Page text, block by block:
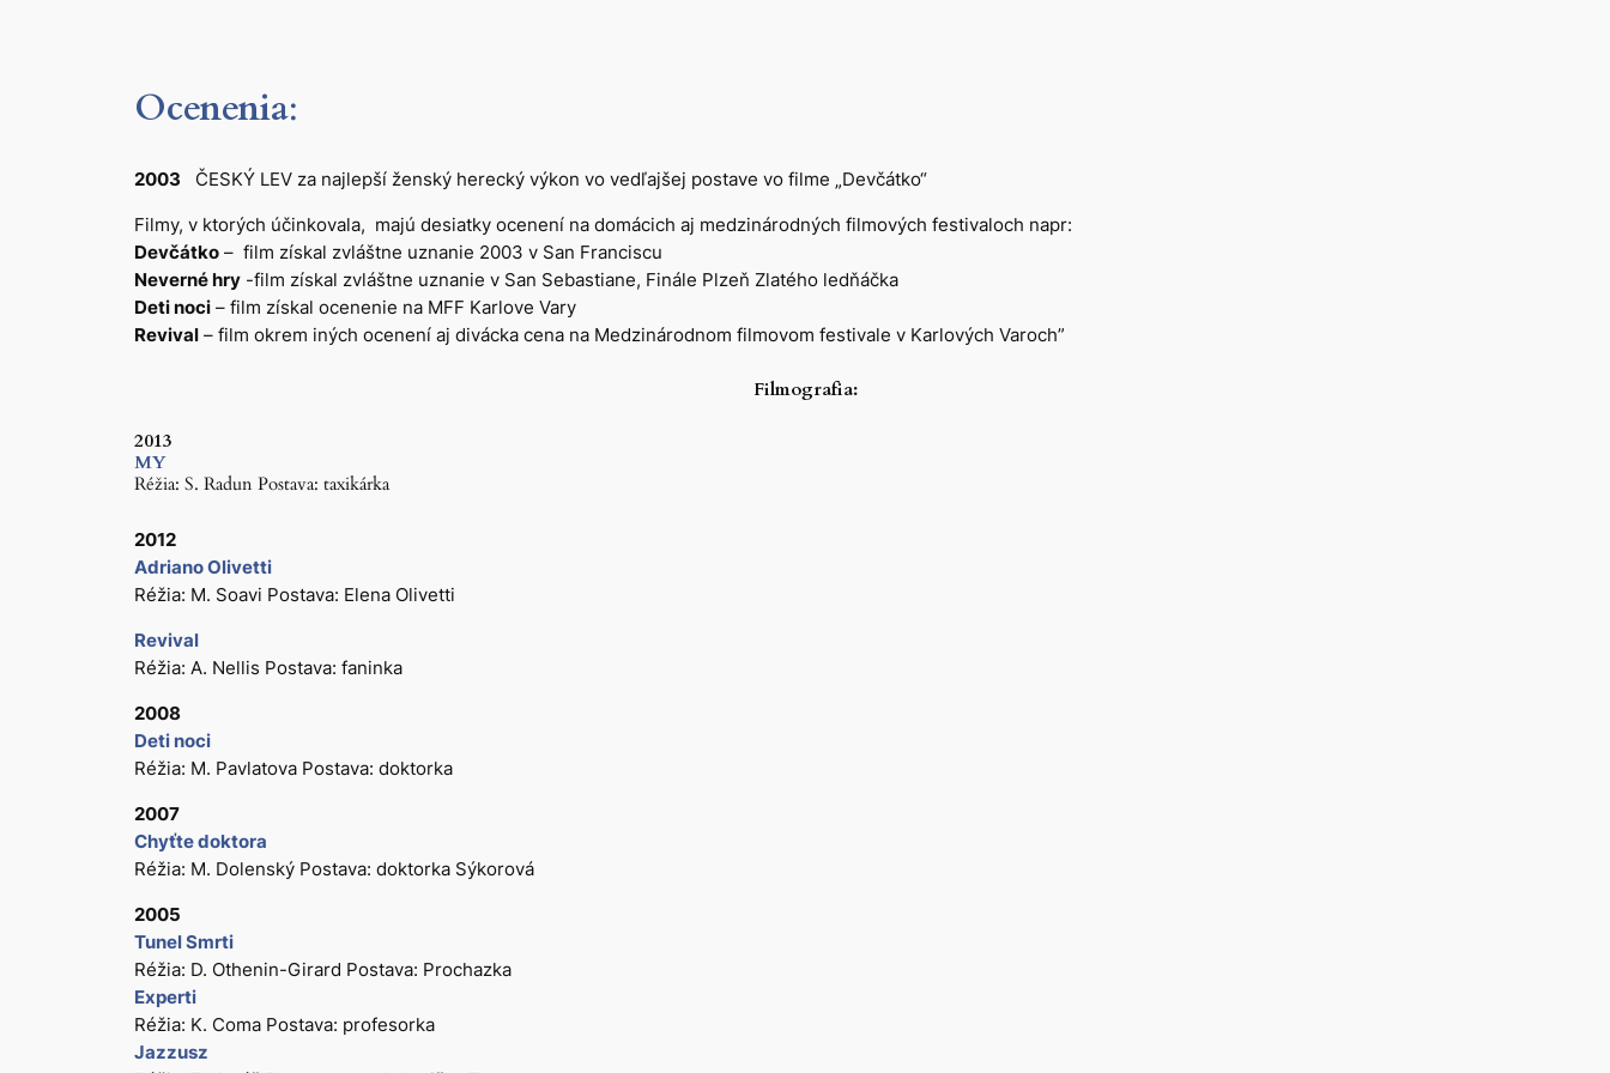
Ocenenia:
2003 ČESKÝ LEV za najlepší ženský herecký výkon vo vedľajšej postave vo filme „Devčátko“
Filmy, v ktorých účinkovala, majú desiatky ocenení na domácich aj medzinárodných filmových festivaloch napr:
Devčátko – film získal zvláštne uznanie 2003 v San Franciscu
Neverné hry -film získal zvláštne uznanie v San Sebastiane, Finále Plzeň Zlatého ledňáčka
Deti noci – film získal ocenenie na MFF Karlove Vary
Revival – film okrem iných ocenení aj divácka cena na Medzinárodnom filmovom festivale v Karlových Varoch”
Filmografia:
2013
MY
Réžia: S. Radun Postava: taxikárka
2012
Adriano Olivetti
Réžia: M. Soavi Postava: Elena Olivetti
Revival
Réžia: A. Nellis Postava: faninka
2008
Deti noci
Réžia: M. Pavlatova Postava: doktorka
2007
Chyťte doktora
Réžia: M. Dolenský Postava: doktorka Sýkorová
2005
Tunel Smrti
Réžia: D. Othenin-Girard Postava: Prochazka
Experti
Réžia: K. Coma Postava: profesorka
Jazzusz